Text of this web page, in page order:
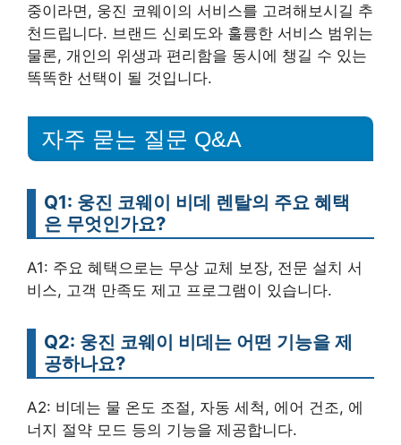
중이라면, 웅진 코웨이의 서비스를 고려해보시길 추
천드립니다. 브랜드 신뢰도와 훌륭한 서비스 범위는
물론, 개인의 위생과 편리함을 동시에 챙길 수 있는
똑똑한 선택이 될 것입니다.
자주 묻는 질문 Q&A
Q1: 웅진 코웨이 비데 렌탈의 주요 혜택
은 무엇인가요?
A1: 주요 혜택으로는 무상 교체 보장, 전문 설치 서
비스, 고객 만족도 제고 프로그램이 있습니다.
Q2: 웅진 코웨이 비데는 어떤 기능을 제
공하나요?
A2: 비데는 물 온도 조절, 자동 세척, 에어 건조, 에
너지 절약 모드 등의 기능을 제공합니다.